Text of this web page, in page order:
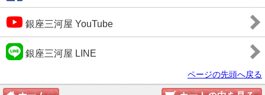
銀座三河屋 YouTube
銀座三河屋 LINE
ページの先頭へ戻る